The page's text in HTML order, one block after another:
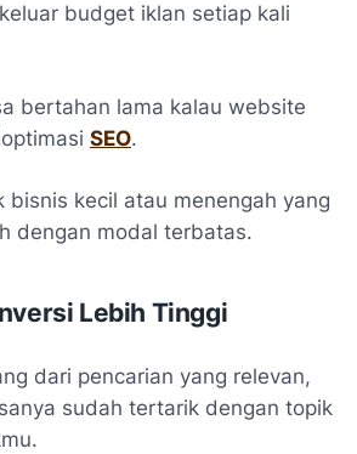
budget iklan setiap kali
bertahan lama kalau website
SEO.
bisnis kecil atau menengah yang
dengan modal terbatas.
Lebih Tinggi
dari pencarian yang relevan,
sudah tertarik dengan topik